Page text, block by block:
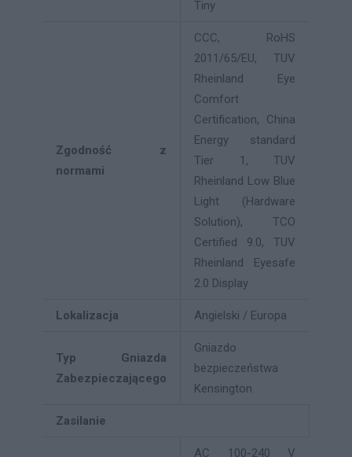
Tiny
Zgodność z
normami
CCC, RoHS
2011/65/EU, TUV
Rheinland Eye
Comfort
Certification, China
Energy standard
Tier 1, TUV
Rheinland Low Blue
Light (Hardware
Solution), TCO
Certified 9.0, TUV
Rheinland Eyesafe
2.0 Display
Lokalizacja Angielski / Europa
Typ Gniazda
Zabezpieczającego
Gniazdo
bezpieczeństwa
Kensington
Zasilanie
AC 100-240 V